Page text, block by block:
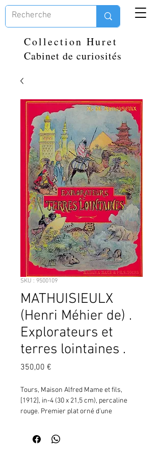
Collection Huret
Cabinet de curiosités
SKU : 9500109
MATHUISIEULX
(Henri Méhier de) .
Explorateurs et
terres lointaines .
350,00 €
Tours, Maison Alfred Mame et fils,
[1912], in-4 (30 x 21,5 cm), percaline
rouge. Premier plat orné d'une
double filet doré signée Albert ROBIDA
(scènes de divers continents, Pôles,